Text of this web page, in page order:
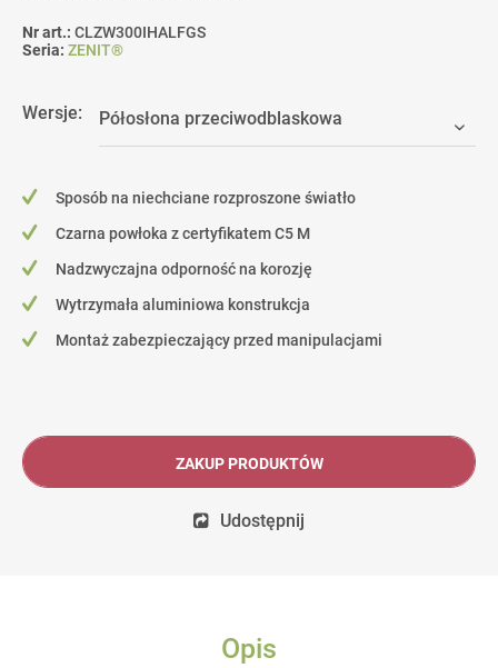
Nr art.: CLZW300IHALFGS
Seria: ZENIT®
Wersje:
Sposób na niechciane rozproszone światło
Czarna powłoka z certyfikatem C5 M
Nadzwyczajna odporność na korozję
Wytrzymała aluminiowa konstrukcja
Montaż zabezpieczający przed manipulacjami
ZAKUP PRODUKTÓW
Udostępnij
Opis